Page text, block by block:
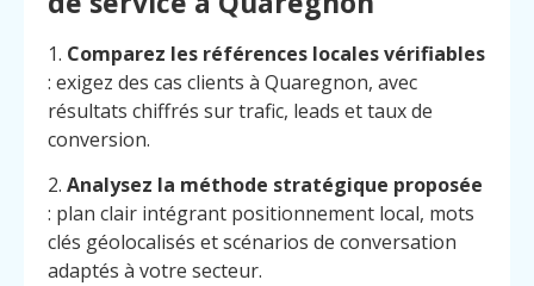
1. Comparez les références locales vérifiables
: exigez des cas clients à Quaregnon, avec
résultats chiffrés sur trafic, leads et taux de
conversion.
2. Analysez la méthode stratégique proposée
: plan clair intégrant positionnement local, mots
clés géolocalisés et scénarios de conversation
adaptés à votre secteur.